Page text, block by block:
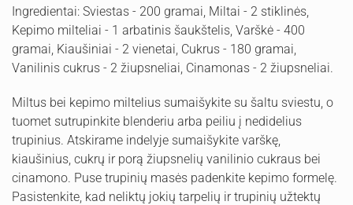
Ingredientai: Sviestas - 200 gramai, Miltai - 2 stiklinės,
Kepimo milteliai - 1 arbatinis šaukštelis, Varškė - 400
gramai, Kiaušiniai - 2 vienetai, Cukrus - 180 gramai,
Vanilinis cukrus - 2 žiupsneliai, Cinamonas - 2 žiupsneliai.
Miltus bei kepimo miltelius sumaišykite su šaltu sviestu, o
tuomet sutrupinkite blenderiu arba peiliu į nedidelius
trupinius. Atskirame indelyje sumaišykite varškę,
kiaušinius, cukrų ir porą žiupsnelių vanilinio cukraus bei
cinamono. Puse trupinių masės padenkite kepimo formelę.
Pasistenkite, kad neliktų jokių tarpelių ir trupinių užtektų